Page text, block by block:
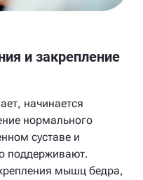
и закрепление
начинается
нормального
суставе и
поддерживают.
мышц бедра,